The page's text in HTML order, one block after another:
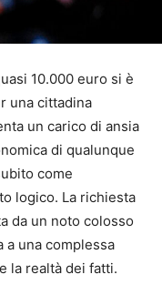
10.000 euro si è
una cittadina
un carico di ansia
di qualunque
come
logico. La richiesta
da un noto colosso
una complessa
la realtà dei fatti.